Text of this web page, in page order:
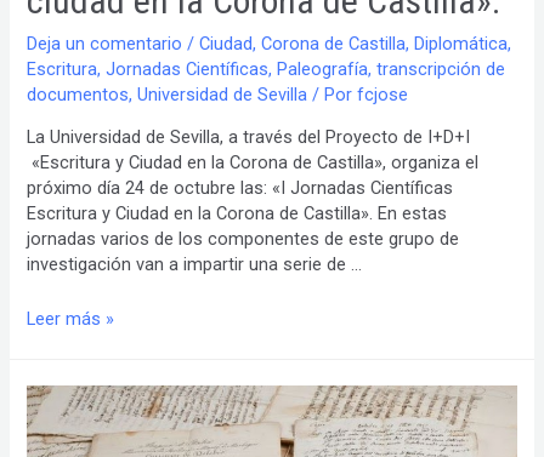
Deja un comentario /Ciudad,Corona de Castilla,Diplomática,
Escritura,Jornadas Científicas,Paleografía,transcripción de
documentos,Universidad de Sevilla / Porfcjose
La Universidad de Sevilla, a través del Proyecto de I+D+I
«Escritura y Ciudad en la Corona de Castilla», organiza el
próximo día 24 de octubre las: «I Jornadas Científicas
Escritura y Ciudad en la Corona de Castilla». En estas
jornadas varios de los componentes de este grupo de
investigación van a impartir una serie de …
I
«Escritura
y
ciudad
Leer más »